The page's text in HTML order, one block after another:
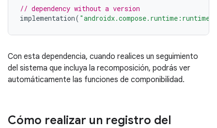
// dependency without a version
implementation(
Con esta dependencia, cuando realices un seguimiento
del sistema que incluya la recomposición, podrás ver
automáticamente las funciones de componibilidad.
Cómo realizar un registro del